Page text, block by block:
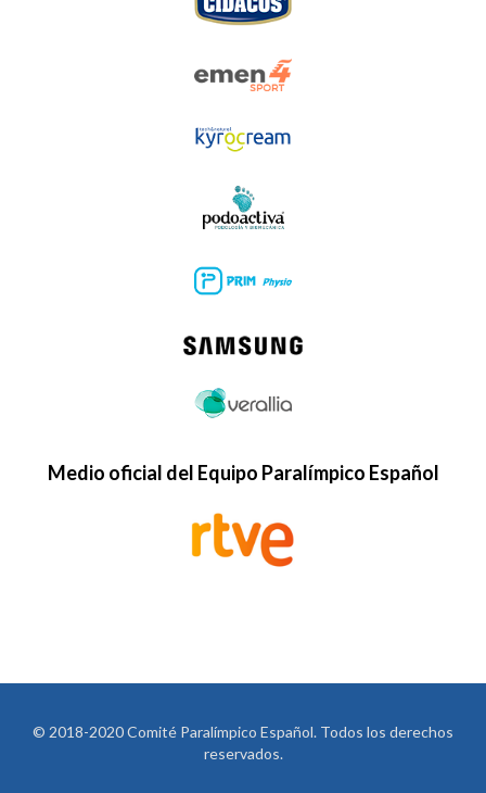
Medio oficial del Equipo Paralímpico Español
© 2018-2020 Comité Paralímpico Español. Todos los derechos
reservados.